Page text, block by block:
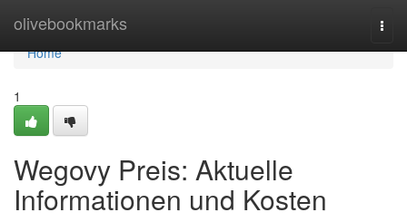
olivebookmarks
Home
Home
1
Wegovy Preis: Aktuelle
Informationen und Kosten